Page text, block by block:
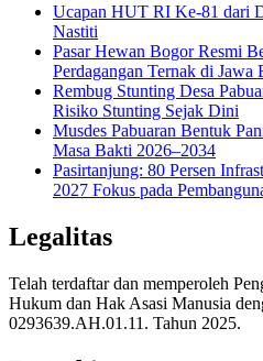
Ucapan HUT RI Ke-81 dari
Nastiti
Pasar Hewan Bogor Resmi
Perdagangan Ternak di Jawa
Rembug Stunting Desa
Risiko Stunting Sejak Dini
Musdes Pabuaran Bentuk
Masa Bakti 2026–2034
Pasirtanjung: 80 Persen
2027 Fokus pada
Legalitas
Telah terdaftar dan memperoleh
Hukum dan Hak Asasi Manusia
0293639.AH.01.11. Tahun 2025.